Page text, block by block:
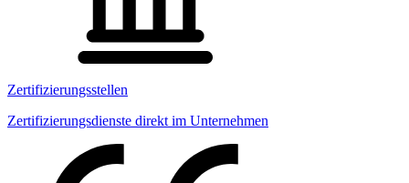
Zertifizierungsstellen
Zertifizierungsdienste direkt im Unternehmen